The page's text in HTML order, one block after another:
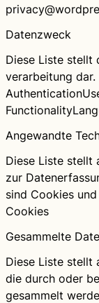
Datenzweck
Diese Liste stellt
verarbeitung dar.
Authentication
Functionality
Angewandte
Diese Liste stellt
zur
sind Cookies
Cookies
Gesammelte
Diese Liste stellt
die durch oder
gesammelt